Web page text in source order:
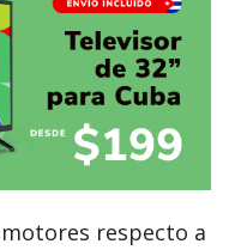
respecto a